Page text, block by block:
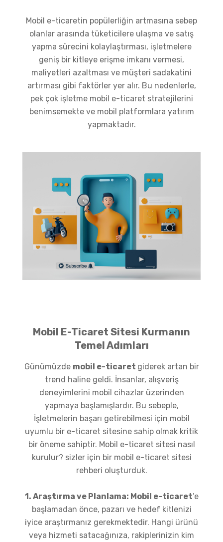
Mobil e-ticaretin popülerliğin artmasına sebep
olanlar arasında tüketicilere ulaşma ve satış
yapma sürecini kolaylaştırması, işletmelere
geniş bir kitleye erişme imkanı vermesi,
maliyetleri azaltması ve müşteri sadakatini
artırması gibi faktörler yer alır. Bu nedenlerle,
pek çok işletme mobil e-ticaret stratejilerini
benimsemekte ve mobil platformlara yatırım
yapmaktadır.
Mobil E-Ticaret Sitesi Kurmanın
Temel Adımları
Günümüzde mobil e-ticaret giderek artan bir
trend haline geldi. İnsanlar, alışveriş
deneyimlerini mobil cihazlar üzerinden
yapmaya başlamışlardır. Bu sebeple,
İşletmelerin başarı getirebilmesi için mobil
uyumlu bir e-ticaret sitesine sahip olmak kritik
bir öneme sahiptir. Mobil e-ticaret sitesi nasıl
kurulur? sizler için bir mobil e-ticaret sitesi
rehberi oluşturduk.
1. Araştırma ve Planlama: Mobil e-ticaret’e
başlamadan önce, pazarı ve hedef kitlenizi
iyice araştırmanız gerekmektedir. Hangi ürünü
veya hizmeti satacağınıza, rakiplerinizin kim